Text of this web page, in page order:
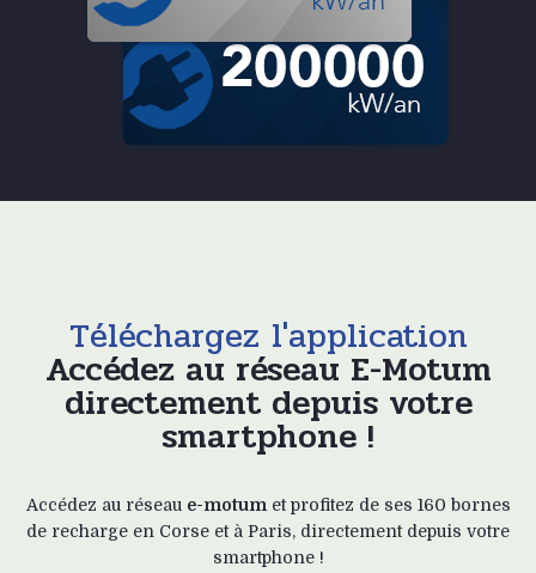
Téléchargez l'application
Accédez au réseau E-Motum
directement depuis votre
smartphone !
Accédez au réseau e-motum et profitez de ses 160 bornes
de recharge en Corse et à Paris, directement depuis votre
smartphone !